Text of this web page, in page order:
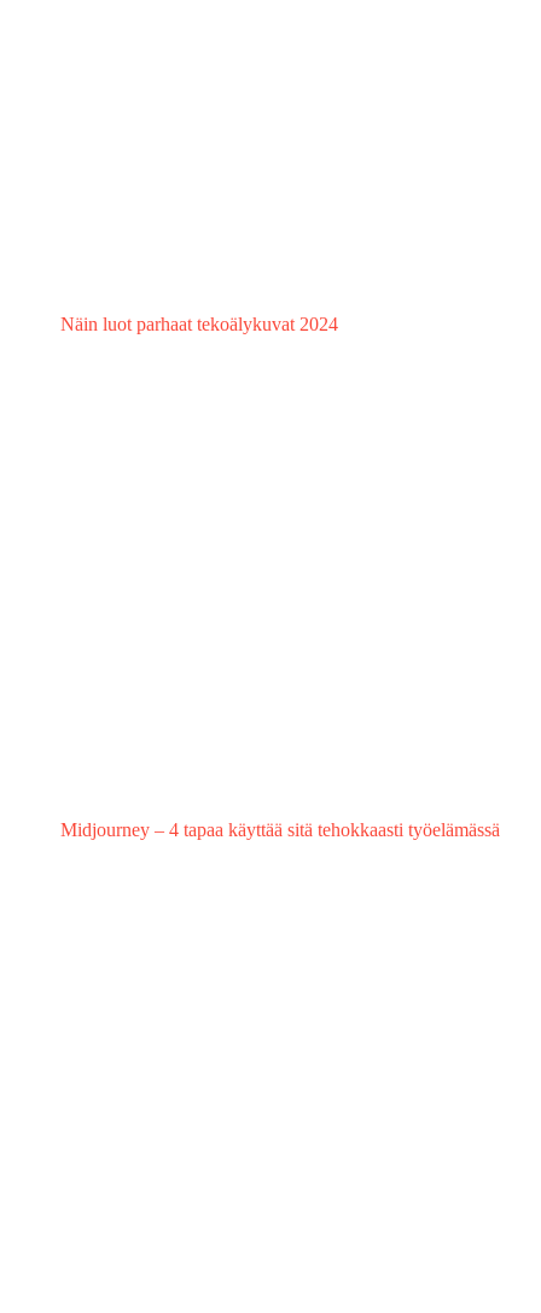
Näin luot parhaat tekoälykuvat 2024
Midjourney – 4 tapaa käyttää sitä tehokkaasti työelämässä